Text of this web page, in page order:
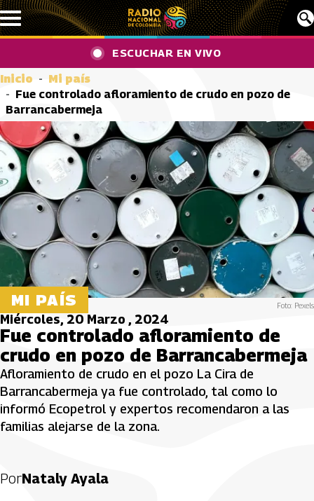
Pasar al contenido principal
ESCUCHAR EN VIVO
Inicio
Mi país
Fue controlado afloramiento de crudo en pozo de
Barrancabermeja
MI PAÍS Foto: Pexels
Miércoles, 20 Marzo , 2024
Fue controlado afloramiento de
crudo en pozo de Barrancabermeja
Afloramiento de crudo en el pozo La Cira de
Barrancabermeja ya fue controlado, tal como lo
informó Ecopetrol y expertos recomendaron a las
familias alejarse de la zona.
PorNataly Ayala